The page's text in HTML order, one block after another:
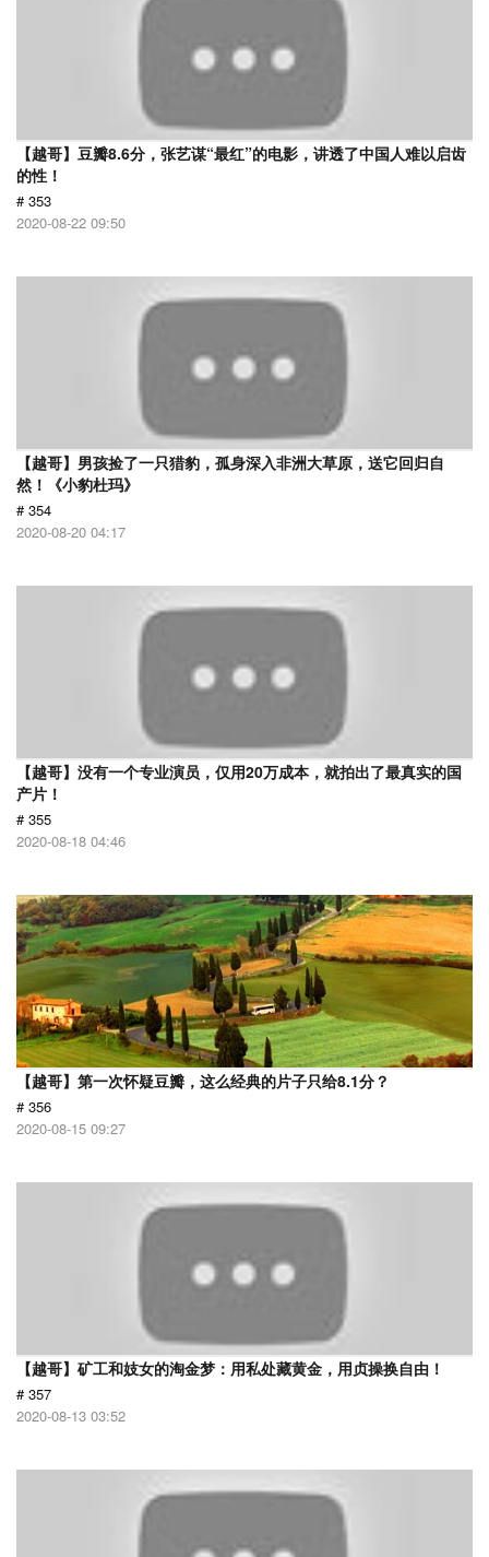
【越哥】豆瓣8.6分，张艺谋“最红”的电影，讲透了中国人难以启齿
的性！
# 353
2020-08-22 09:50
【越哥】男孩捡了一只猎豹，孤身深入非洲大草原，送它回归自
然！《小豹杜玛》
# 354
2020-08-20 04:17
【越哥】没有一个专业演员，仅用20万成本，就拍出了最真实的国
产片！
# 355
2020-08-18 04:46
【越哥】第一次怀疑豆瓣，这么经典的片子只给8.1分？
# 356
2020-08-15 09:27
【越哥】矿工和妓女的淘金梦：用私处藏黄金，用贞操换自由！
# 357
2020-08-13 03:52